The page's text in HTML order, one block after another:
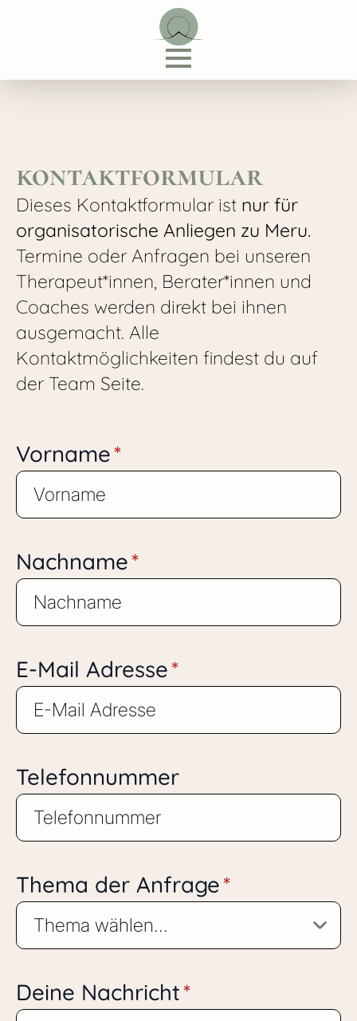
kontaktformular
Dieses Kontaktformular ist nur für
organisatorische Anliegen zu Meru.
Termine oder Anfragen bei unseren
Therapeut*innen, Berater*innen und
Coaches werden direkt bei ihnen
ausgemacht. Alle
Kontaktmöglichkeiten findest du auf
der Team Seite.
Vorname*
Nachname*
E-Mail Adresse*
Telefonnummer
Thema der Anfrage*
Deine Nachricht*